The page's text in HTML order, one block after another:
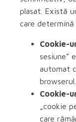
plasat. Există
care
Cookie-
sesiune”
automat
browserul.
Cookie-
„cookie
care